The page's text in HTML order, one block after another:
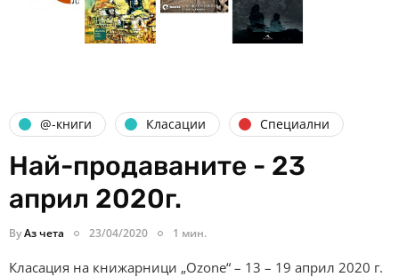
@-книги Класации Специални
Най-продаваните - 23
април 2020г.
ByАз чета 23/04/2020 1 мин.
Класация на книжарници „Ozone“ – 13 – 19 април 2020 г.